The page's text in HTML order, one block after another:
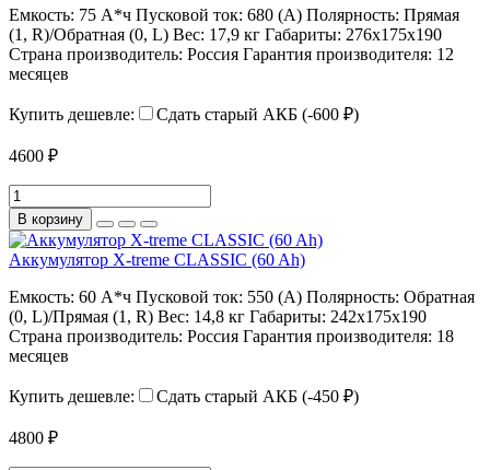
Емкость: 75 А*ч Пусковой ток: 680 (А) Полярность: Прямая
(1, R)/Обратная (0, L) Вес: 17,9 кг Габариты: 276х175х190
Страна производитель: Россия Гарантия производителя: 12
месяцев
Купить дешевле: Сдать старый АКБ (-600 ₽)
4600 ₽
В корзину
Аккумулятор X-treme CLASSIC (60 Ah)
Емкость: 60 А*ч Пусковой ток: 550 (А) Полярность: Обратная
(0, L)/Прямая (1, R) Вес: 14,8 кг Габариты: 242х175х190
Страна производитель: Россия Гарантия производителя: 18
месяцев
Купить дешевле: Сдать старый АКБ (-450 ₽)
4800 ₽